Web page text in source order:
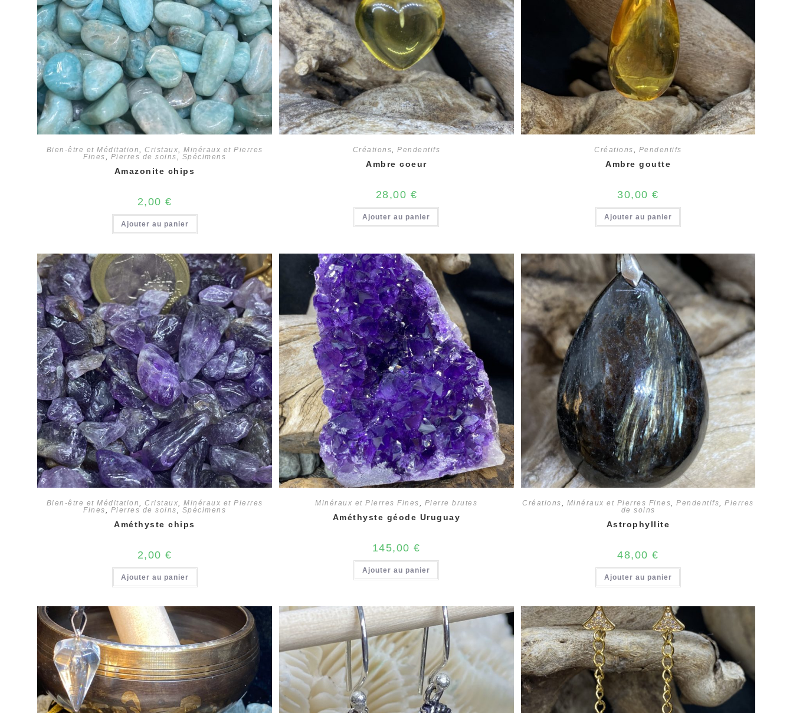
Bien-être et Méditation,Cristaux,Minéraux et Pierres
Fines, Pierres de soins, Spécimens
Amazonite chips
2,00€
Ajouter au panier
Créations,Pendentifs
Ambre coeur
28,00 €
Ajouter au panier
Créations, Pendentifs
Ambre goutte
30,00€
Ajouter au panier
Bien-être et Méditation,Cristaux,Minéraux et Pierres
Fines, Pierres de soins, Spécimens
Améthyste chips
2,00€
Ajouter au panier
Minéraux et Pierres Fines, Pierre brutes
Améthyste géode Uruguay
145,00€
Ajouter au panier
Créations, Minéraux et Pierres Fines,Pendentifs,Pierres
de soins
Astrophyllite
48,00€
Ajouter au panier